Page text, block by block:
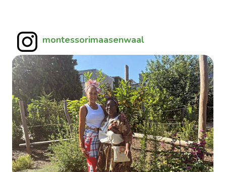
montessorimaasenwaal